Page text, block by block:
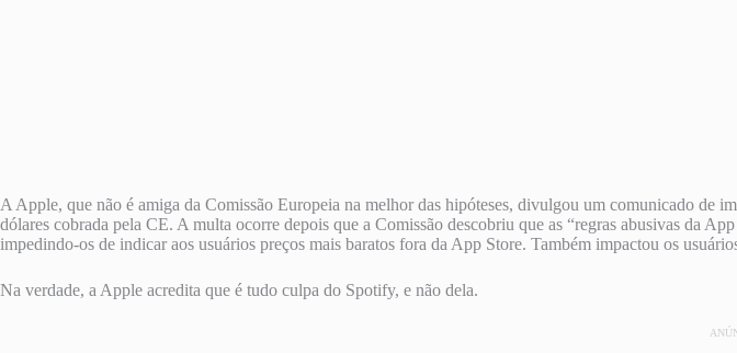
A Apple, que não é amiga da Comissão Europeia na melhor das hipóteses, divulgou um comunicado de
dólares cobrada pela CE. A multa ocorre depois que a Comissão descobriu que as “regras abusivas da
impedindo-os de indicar aos usuários preços mais baratos fora da App Store. Também impactou os
Na verdade, a Apple acredita que é tudo culpa do Spotify, e não dela.